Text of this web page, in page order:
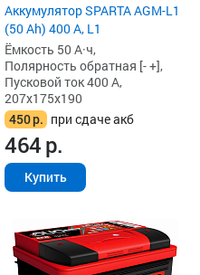
Аккумулятор SPARTA AGM-L1
(50 Ah) 400 А, L1
Ёмкость 50 А·ч,
Полярность обратная [- +],
Пусковой ток 400 А,
207x175x190
450р. при сдаче акб
464р.
Купить